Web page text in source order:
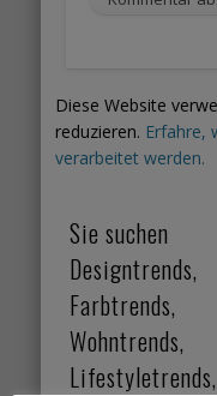
Diese Website
reduzieren. Erfahre,
verarbeitet werden.
Sie suchen
Designtrends,
Farbtrends,
Wohntrends,